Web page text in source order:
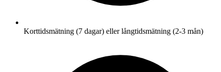
Korttidsmätning (7 dagar) eller långtidsmätning (2-3 mån)